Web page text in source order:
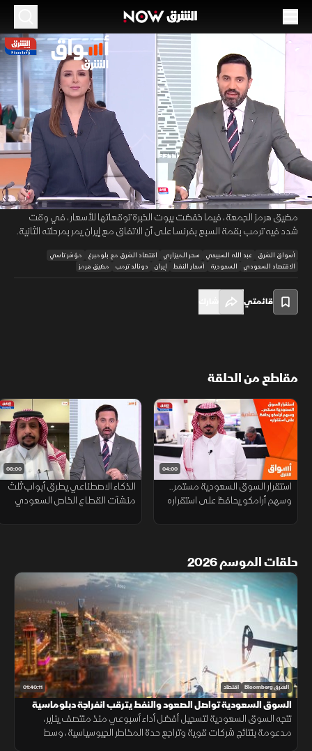
00:12 01:43:27
الموسم 2026
الزخم الشرائي يدعم "تاسي".. وقطاع الإنشاءات
السعودي يعود للنمو
16 يونيو 2026 01:43:26 اقتصاد
أسواق الشرق
واصل مؤشر "تاسي" مكاسبه بدعم من زخم شرائي قيادي، بالتزامن مع عودة
قطاع الإنشاءات السعودي للنمو في مايو مستندا إلى النشاط السكني، رغم
ضغوط التكاليف. جيوسياسيا، تراجعت أسعار النفط مع ترقب الأسواق لفتح
مضيق هرمز الجمعة، فيما خفضت بيوت الخبرة توقعاتها للأسعار، في وقت
شدد فيه ترمب بقمة السبع بفرنسا على أن الاتفاق مع إيران يمر بمرحلته الثانية.
أسواق الشرق عبد الله السبيعي سحر الميزاري اقتصاد الشرق مع بلومبرغ
مؤشر تاسي
الاقتصاد السعودي
السعودية أسعار النفط إيران دونالد ترمب مضيق هرمز
قائمتي
مقاطع من الحلقة
04:00
استقرار السوق السعودية مستمر..
وسهم أرامكو يحافظ على استقراره
08:00
الذكاء الاصطناعي يطرق أبواب ثلث
منشآت القطاع الخاص السعودي
حلقات الموسم 2026
01:40:11 الشرق Bloomberg اقتصاد
السوق السعودية تواصل الصعود والنفط يترقب انفراجة دبلوماسية
تتجه السوق السعودية لتسجيل أفضل أداء أسبوعي منذ منتصف يناير،
مدعومة بنتائج شركات قوية وتراجع حدة المخاطر الجيوسياسية، وسط